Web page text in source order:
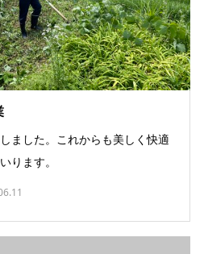
ました。これからも美しく快適
ります。